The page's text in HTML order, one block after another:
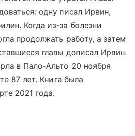
одну писал Ирвин,
Когда из-за болезни
продолжать работу, а затем
главы дописал Ирвин.
в Пало-Альто 20 ноября
87 лет. Книга была
2021 года.